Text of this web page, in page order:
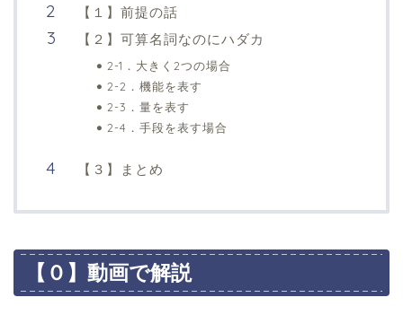
【１】前提の話
【２】可算名詞なのにハダカ
2-1．大きく2つの場合
2-2．機能を表す
2-3．量を表す
2-4．手段を表す場合
【３】まとめ
【０】動画で解説